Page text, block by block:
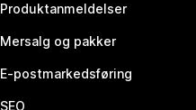
Produktanmeldelser
Mersalg og pakker
E-postmarkedsføring
SEO